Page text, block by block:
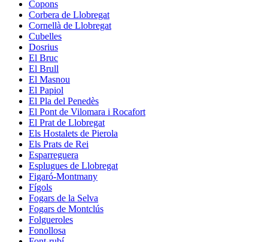
Copons
Corbera de Llobregat
Cornellà de Llobregat
Cubelles
Dosrius
El Bruc
El Brull
El Masnou
El Papiol
El Pla del Penedès
El Pont de Vilomara i Rocafort
El Prat de Llobregat
Els Hostalets de Pierola
Els Prats de Rei
Esparreguera
Esplugues de Llobregat
Figaró-Montmany
Fígols
Fogars de la Selva
Fogars de Montclús
Folgueroles
Fonollosa